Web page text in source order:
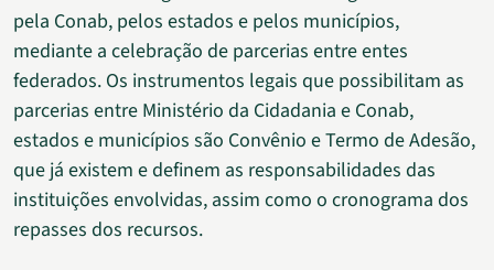
pela Conab, pelos estados e pelos municípios,
mediante a celebração de parcerias entre entes
federados. Os instrumentos legais que possibilitam as
parcerias entre Ministério da Cidadania e Conab,
estados e municípios são Convênio e Termo de Adesão,
que já existem e definem as responsabilidades das
instituições envolvidas, assim como o cronograma dos
repasses dos recursos.